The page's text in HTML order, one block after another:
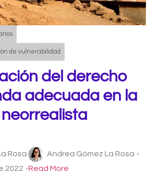
de vulnerabilidad
del derecho
adecuada en la
Rosa Andrea Gómez La Rosa -
2022 -Read More